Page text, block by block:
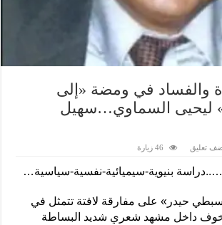
والفساد في ومضة «إلى
ليحيى السماوي…سهيل
تعليق 46 زيارة
بنيوية-سيميائية-نفسية-سياسية…
حيدر» على مفارقة لافتة تتمثل في
داخل مشهد شعري شديد البساطة